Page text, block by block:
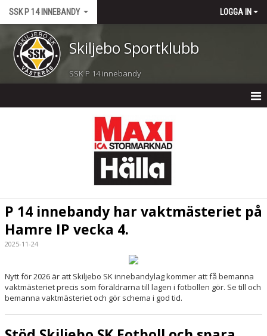
SSK P 14 INNEBANDY LOGGA IN
Skiljebo Sportklubb
SSK P 14 innebandy
TRUPPEN
BILDGALLERI
DOKUMENT
P 14 innebandy har vaktmästeriet på
Hamre IP vecka 4.
2025-11-24
Nytt för 2026 är att Skiljebo SK innebandylag kommer att få bemanna
vaktmästeriet precis som föräldrarna till lagen i fotbollen gör. Se till och
bemanna vaktmästeriet och gör schema i god tid.